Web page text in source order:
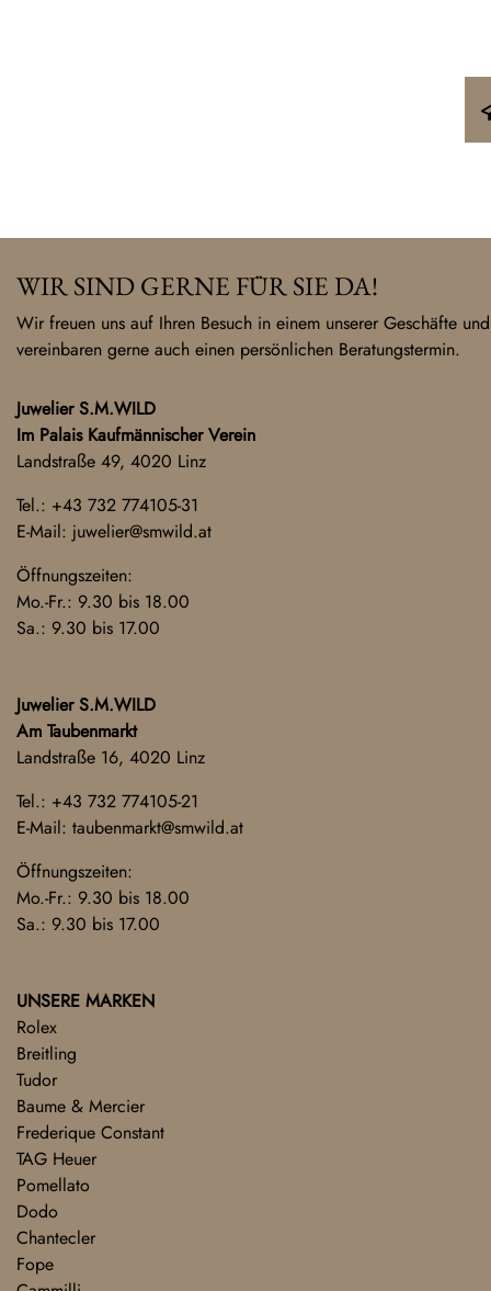
WIR SIND GERNE FÜR SIE DA!
Wir freuen uns auf Ihren Besuch in einem unserer Geschäfte und
vereinbaren gerne auch einen persönlichen Beratungstermin.
Juwelier S.M.WILD
Im Palais Kaufmännischer Verein
Landstraße 49, 4020 Linz
Tel.: +43 732 774105-31
E-Mail: juwelier@smwild.at
Öffnungszeiten:
Mo.-Fr.: 9.30 bis 18.00
Sa.: 9.30 bis 17.00
Juwelier S.M.WILD
Am Taubenmarkt
Landstraße 16, 4020 Linz
Tel.: +43 732 774105-21
E-Mail: taubenmarkt@smwild.at
Öffnungszeiten:
Mo.-Fr.: 9.30 bis 18.00
Sa.: 9.30 bis 17.00
UNSERE MARKEN
Rolex
Breitling
Tudor
Baume & Mercier
Frederique Constant
TAG Heuer
Pomellato
Dodo
Chantecler
Fope